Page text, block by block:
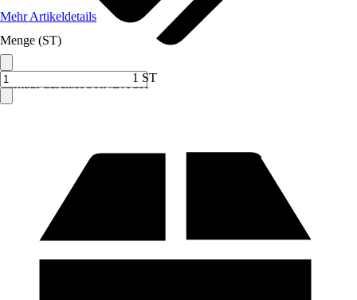
Verkauf durch:HORNBACH
Mehr Artikeldetails
Menge (ST)
1 ST